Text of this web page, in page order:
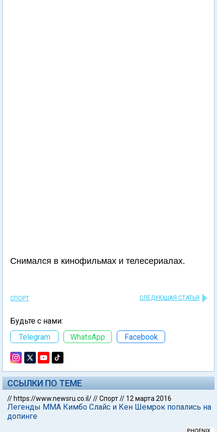
Снимался в кинофильмах и телесериалах.
СПОРТ СЛЕДУЮЩАЯ СТАТЬЯ
Будьте с нами:
Telegram
WhatsApp Facebook
ССЫЛКИ ПО ТЕМЕ
// https://www.newsru.co.il///Спорт// 12 марта 2016
Легенды ММА Кимбо Слайс и Кен Шемрок попались на
допинге